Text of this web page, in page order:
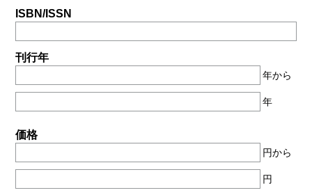
ISBN/ISSN
刊行年
年から
年
価格
円から
円